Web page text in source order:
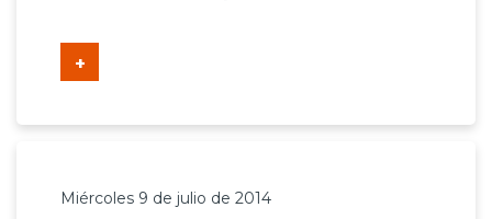
+
Miércoles 9 de julio de 2014